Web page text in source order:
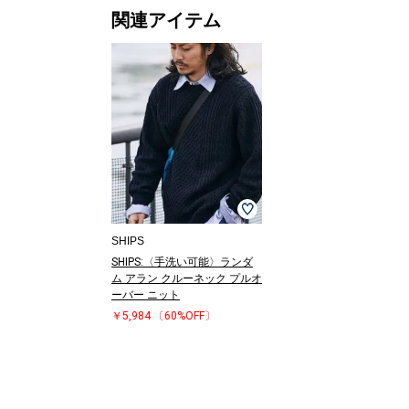
関連アイテム
SHIPS
SHIPS:〈手洗い可能〉ランダ
ム アラン クルーネック プルオ
ーバー ニット
￥5,984
〔60%OFF〕